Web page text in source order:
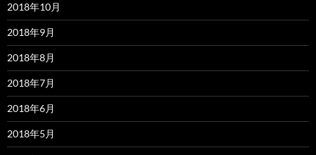
2018年10月
2018年9月
2018年8月
2018年7月
2018年6月
2018年5月